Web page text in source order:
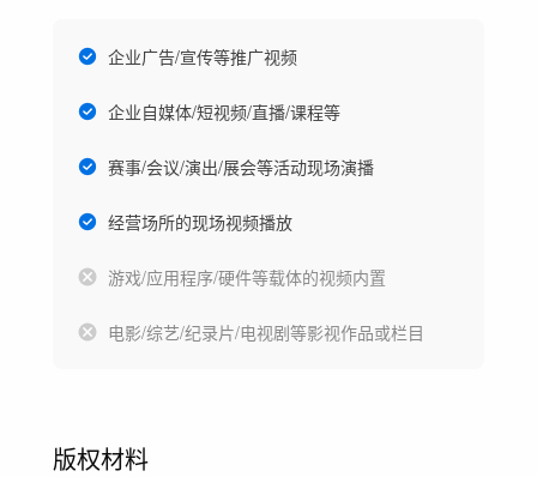
企业广告/宣传等推广视频
企业自媒体/短视频/直播/课程等
赛事/会议/演出/展会等活动现场演播
经营场所的现场视频播放
游戏/应用程序/硬件等载体的视频内置
电影/综艺/纪录片/电视剧等影视作品或栏目
版权材料